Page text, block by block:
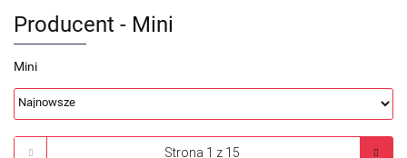
Producent - Mini
Mini